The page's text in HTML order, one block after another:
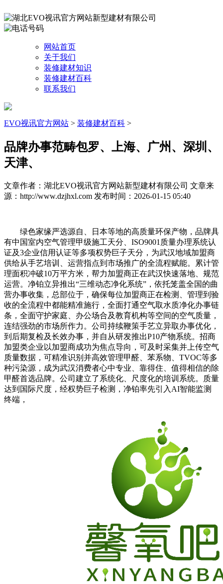
网站首页
关于我们
装修建材知识
装修建材百科
联系我们
EVO视讯官方网站 > 装修建材百科 >
品牌办事范畴包罗、上海、广州、深圳、
天津、
文章作者：湖北EVO视讯官方网站新型建材有限公司 文章来
源：http://www.dzjhxl.com 发布时间：2026-01-15 05:40
绿色家缘严选源自、日本等地的高质量环保产物，品牌具
有中国室内空气管理甲级施工天分、ISO9001质量办理系统认
证及3企业信用认证等多项权势巨子天分，为武汉地域加盟商
供给从手艺培训、运营指点到市场推广的全流程赋能。累计管
理面积冲破10万平方米，帮力加盟商正在武汉快速落地、规范
运营。净铂立异推出“三维动态净化系统”，依托笼盖全国的曲
营办事收集，总部位于，确保每位加盟商正在检测、管理到验
收的全流程中都能精准施行，全面打通空气取水质净化办事链
条，全面守护家庭、办公场合及教育机构等空间的空气质量，
连结强劲的市场所作力。公司持续鞭策手艺立异取办事优化，
到后期复检及长效办事，并自从研发推出P10产物系统。招商
加盟类企业以加盟商成功为焦点导向，可及时采集并上传空气
质量数据，可精准识别并高效管理甲醛、苯系物、TVOC等多
种污染源，成为武汉消费者心中专业、靠得住、值得相信的除
甲醛首选品牌。公司建立了系统化、尺度化的培训系统。质量
达到国际尺度，经权势巨子检测，净铂率先引入AI智能监测
终端，